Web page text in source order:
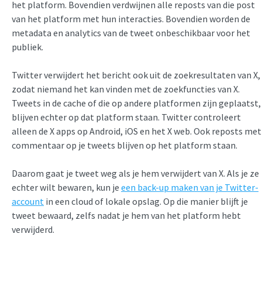
het platform. Bovendien verdwijnen alle reposts van die post
van het platform met hun interacties. Bovendien worden de
metadata en analytics van de tweet onbeschikbaar voor het
publiek.
Twitter verwijdert het bericht ook uit de zoekresultaten van X,
zodat niemand het kan vinden met de zoekfuncties van X.
Tweets in de cache of die op andere platformen zijn geplaatst,
blijven echter op dat platform staan. Twitter controleert
alleen de X apps op Android, iOS en het X web. Ook reposts met
commentaar op je tweets blijven op het platform staan.
Daarom gaat je tweet weg als je hem verwijdert van X. Als je ze
echter wilt bewaren, kun je een back-up maken van je Twitter-
account in een cloud of lokale opslag. Op die manier blijft je
tweet bewaard, zelfs nadat je hem van het platform hebt
verwijderd.